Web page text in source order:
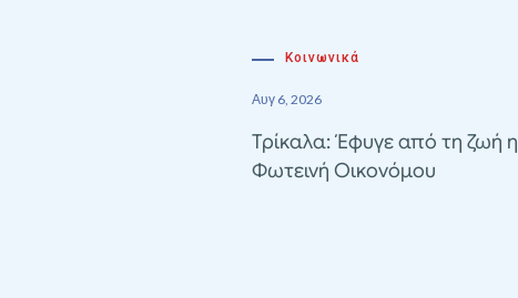
Κοινωνικά
Αυγ 6, 2026
Τρίκαλα: Έφυγε από τη ζωή η
Φωτεινή Οικονόμου